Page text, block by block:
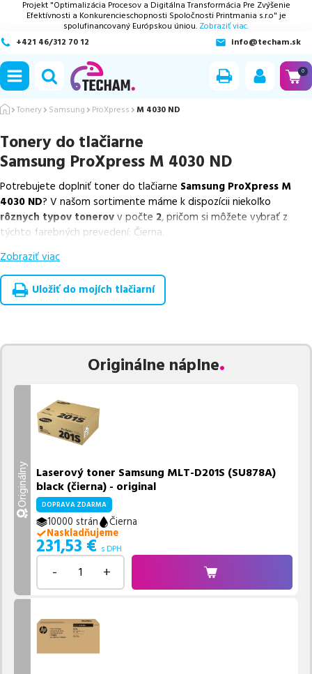
Projekt "Optimalizácia Procesov a Digitálna Transformácia Pre Zvýšenie
Efektívnosti a Konkurencieschopnosti Spoločnosti Printmania s.r.o" je
spolufinancovaný Európskou úniou. Zobraziť viac.
+421 46/312 70 12
info@techam.sk
0
Tonery Samsung ProXpress M 4030 ND
Tonery do tlačiarne
Samsung ProXpress M 4030 ND
Potrebujete doplniť toner do tlačiarne Samsung ProXpress M
4030 ND? V našom sortimente máme k dispozícii niekoľko
rôznych typov tonerovv počte 2, pričom si môžete vybrať z
týchto farebných prevedení: Čierna.
Z uvedeného množstva dostupných náplní
náplnev počte2ks.
Celá táto certifikovaná ponuka, spĺňajúca normy ISO 9001 a 14001,
Vieme, že pri nákupe zohráva dôležitú úlohu aj dostupnosť. Preto
pravidelne naskladňovať produkty, aby boli ihneď k
dispozícii na odoslanie.
ponuke 2 ks tonerov.
Ak si pri výbere nie ste istí, ktoré riešenie je pre vaše potreby
najvhodnejšie, alebo máte akékoľvek ďalšie otázky, môžete sa na
nás kedykoľvek obrátiť e-mailom alebo telefonicky. Sme tu, aby
sme vám pomohli vybrať to najlepšie riešenie.
Zobraziť viac
Uložiť do mojích tlačiarní
Originálne náplne
Originálny Laserový toner Samsung MLT-D201S (SU878A)
black (čierna) - original
DOPRAVA ZDARMA
10000 strán
Čierna
Naskladňujeme
231,53 € s DPH
- +